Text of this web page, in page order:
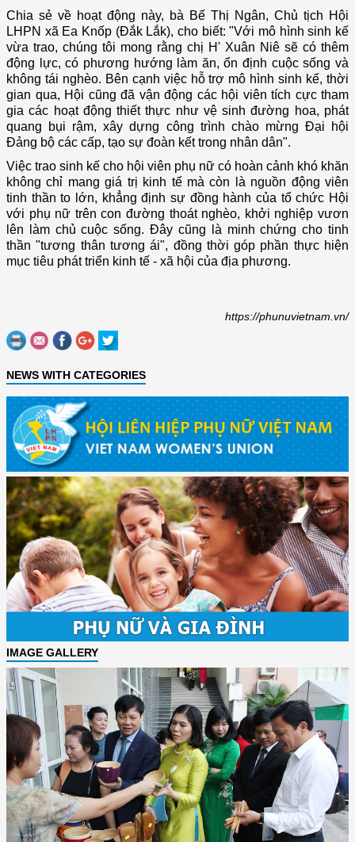
Chia sẻ về hoạt động này, bà Bế Thị Ngân, Chủ tịch Hội
LHPN xã Ea Knốp (Đắk Lắk), cho biết: "Với mô hình sinh kế
vừa trao, chúng tôi mong rằng chị H' Xuân Niê sẽ có thêm
động lực, có phương hướng làm ăn, ổn định cuộc sống và
không tái nghèo. Bên cạnh việc hỗ trợ mô hình sinh kế, thời
gian qua, Hội cũng đã vận động các hội viên tích cực tham
gia các hoạt động thiết thực như vệ sinh đường hoa, phát
quang bụi rậm, xây dựng công trình chào mừng Đại hội
Đảng bộ các cấp, tạo sự đoàn kết trong nhân dân".
Việc trao sinh kế cho hội viên phụ nữ có hoàn cảnh khó khăn
không chỉ mang giá trị kinh tế mà còn là nguồn động viên
tinh thần to lớn, khẳng định sự đồng hành của tổ chức Hội
với phụ nữ trên con đường thoát nghèo, khởi nghiệp vươn
lên làm chủ cuộc sống. Đây cũng là minh chứng cho tinh
thần "tương thân tương ái", đồng thời góp phần thực hiện
mục tiêu phát triển kinh tế - xã hội của địa phương.
https://phunuvietnam.vn/
NEWS WITH CATEGORIES
IMAGE GALLERY